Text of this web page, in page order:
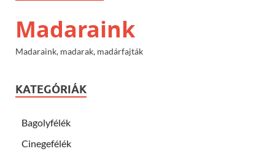
Madaraink
Madaraink, madarak, madárfajták
KATEGÓRIÁK
Bagolyfélék
Cinegefélék